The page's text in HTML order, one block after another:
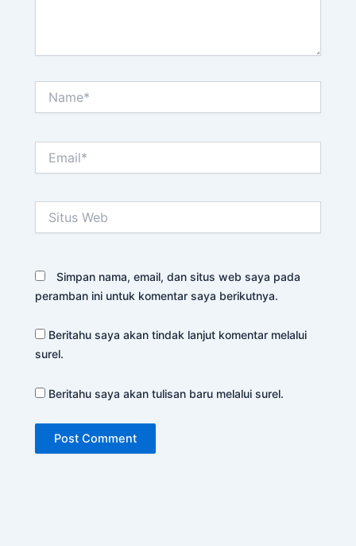
Web
Simpan nama, email, dan situs web saya pada
peramban ini untuk komentar saya berikutnya.
Beritahu saya akan tindak lanjut komentar melalui
surel.
Beritahu saya akan tulisan baru melalui surel.